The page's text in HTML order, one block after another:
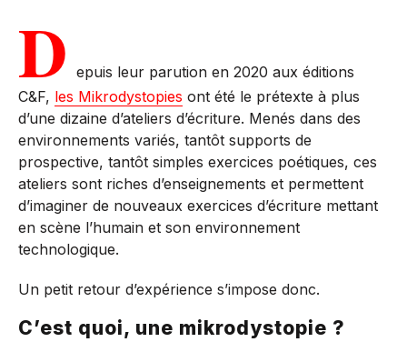
D epuis leur parution en 2020 aux éditions
C&F, les Mikrodystopies ont été le prétexte à plus
d’une dizaine d’ateliers d’écriture. Menés dans des
environnements variés, tantôt supports de
prospective, tantôt simples exercices poétiques, ces
ateliers sont riches d’enseignements et permettent
d’imaginer de nouveaux exercices d’écriture mettant
en scène l’humain et son environnement
technologique.
Un petit retour d’expérience s’impose donc.
C’est quoi, une mikrodystopie ?